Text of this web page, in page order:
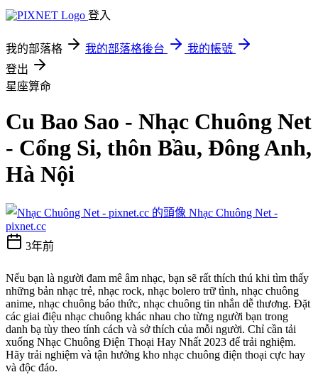
登入
我的部落格 我的部落格後台
我的帳號
登出
星座算命
Cu Bao Sao - Nhạc Chuông Net
- Cổng Si, thôn Bầu, Đông Anh,
Hà Nội
Nhạc Chuông Net -
pixnet.cc
3年前
Nếu bạn là người đam mê âm nhạc, bạn sẽ rất thích thú khi tìm thấy
những bản nhạc trẻ, nhạc rock, nhạc bolero trữ tình, nhạc chuông
anime, nhạc chuông báo thức, nhạc chuông tin nhắn dễ thương. Đặt
các giai điệu nhạc chuông khác nhau cho từng người bạn trong
danh bạ tùy theo tính cách và sở thích của mỗi người. Chỉ cần tải
xuống Nhạc Chuông Điện Thoại Hay Nhất 2023 để trải nghiệm.
Hãy trải nghiệm và tận hưởng kho nhạc chuông điện thoại cực hay
và độc đáo.